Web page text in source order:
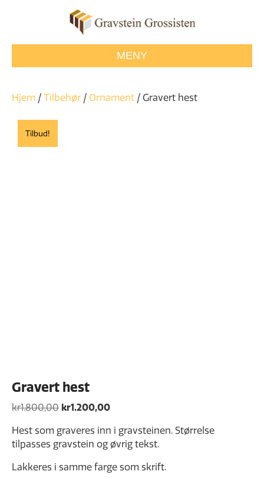
MENY
Hjem / Tilbehør / Ornament / Gravert hest
Tilbud!
Gravert hest
kr1.800,00 Opprinnelig
var:
kr1.800,00.
kr1.200,00Nåværende
er:
kr1.200,00.
Hest som graveres inn i gravsteinen. Størrelse
tilpasses gravstein og øvrig tekst.
Lakkeres i samme farge som skrift.